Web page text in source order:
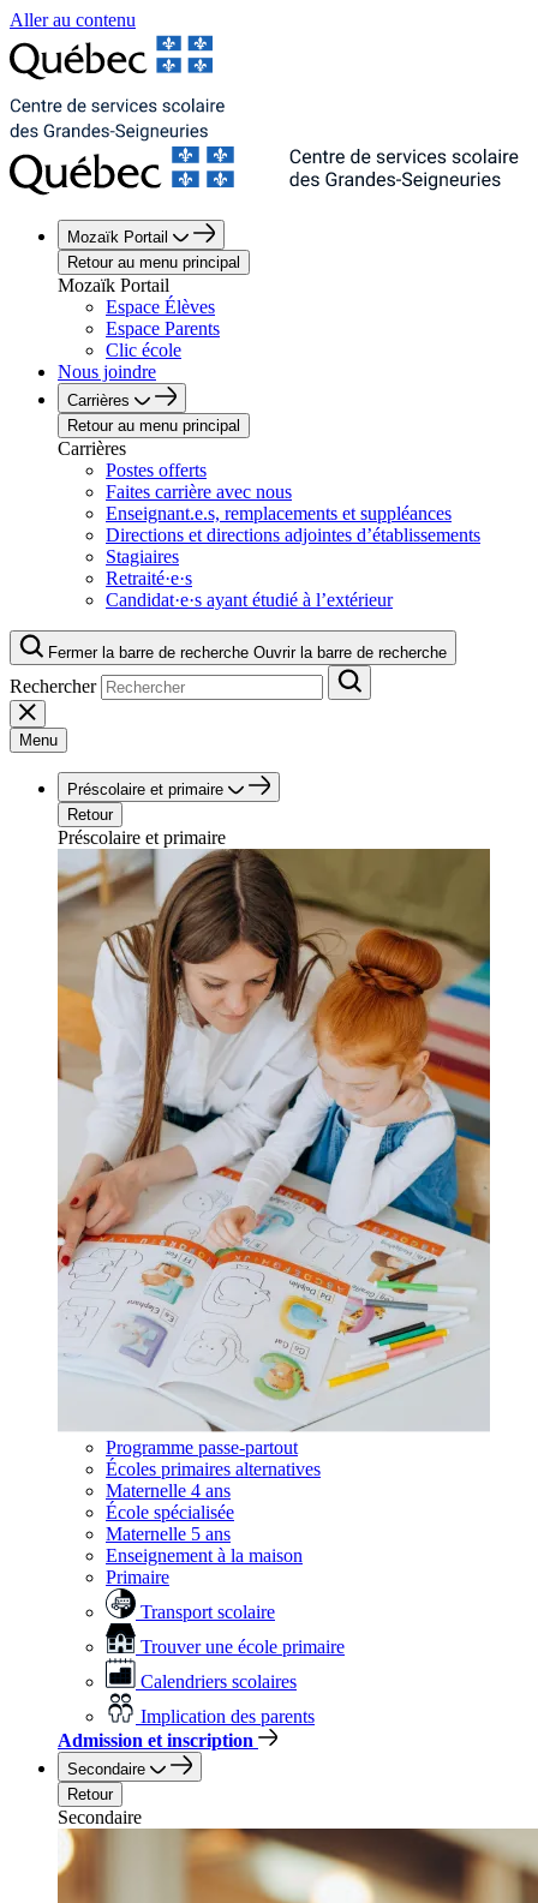
Aller au contenu
Mozaïk Portail
Retour au menu principal
Mozaïk Portail
Espace Élèves
Espace Parents
Clic école
Nous joindre
Carrières
Retour au menu principal
Carrières
Postes offerts
Faites carrière avec nous
Enseignant.e.s, remplacements et suppléances
Directions et directions adjointes d’établissements
Stagiaires
Retraité·e·s
Candidat·e·s ayant étudié à l’extérieur
Fermer la barre de recherche Ouvrir la barre de recherche
Rechercher
Menu
Préscolaire et primaire
Retour
Préscolaire et primaire
Programme passe-partout
Écoles primaires alternatives
Maternelle 4 ans
École spécialisée
Maternelle 5 ans
Enseignement à la maison
Primaire
Transport scolaire
Trouver une école primaire
Calendriers scolaires
Implication des parents
Admission et inscription
Secondaire
Retour
Secondaire